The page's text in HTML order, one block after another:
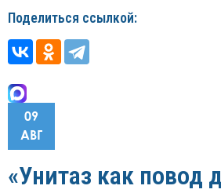
Поделиться ссылкой:
09
АВГ
«Унитаз как повод